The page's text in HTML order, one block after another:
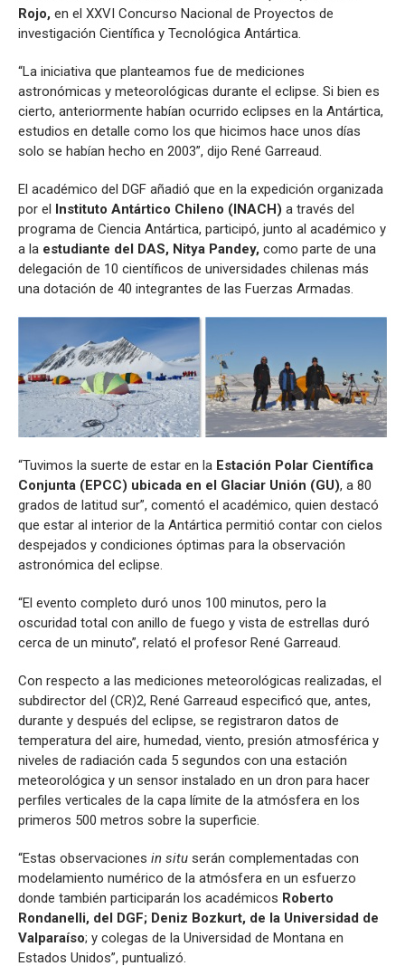
Rojo, en el XXVI Concurso Nacional de Proyectos de
investigación Científica y Tecnológica Antártica.
“La iniciativa que planteamos fue de mediciones
astronómicas y meteorológicas durante el eclipse. Si bien es
cierto, anteriormente habían ocurrido eclipses en la Antártica,
estudios en detalle como los que hicimos hace unos días
solo se habían hecho en 2003”, dijo René Garreaud.
El académico del DGF añadió que en la expedición organizada
por el Instituto Antártico Chileno (INACH) a través del
programa de Ciencia Antártica, participó, junto al académico y
a la estudiante del DAS, Nitya Pandey, como parte de una
delegación de 10 científicos de universidades chilenas más
una dotación de 40 integrantes de las Fuerzas Armadas.
“Tuvimos la suerte de estar en la Estación Polar Científica
Conjunta (EPCC) ubicada en el Glaciar Unión (GU), a 80
grados de latitud sur”, comentó el académico, quien destacó
que estar al interior de la Antártica permitió contar con cielos
despejados y condiciones óptimas para la observación
astronómica del eclipse.
“El evento completo duró unos 100 minutos, pero la
oscuridad total con anillo de fuego y vista de estrellas duró
cerca de un minuto”, relató el profesor René Garreaud.
Con respecto a las mediciones meteorológicas realizadas, el
subdirector del (CR)2, René Garreaud especificó que, antes,
durante y después del eclipse, se registraron datos de
temperatura del aire, humedad, viento, presión atmosférica y
niveles de radiación cada 5 segundos con una estación
meteorológica y un sensor instalado en un dron para hacer
perfiles verticales de la capa límite de la atmósfera en los
primeros 500 metros sobre la superficie.
“Estas observaciones in situ serán complementadas con
modelamiento numérico de la atmósfera en un esfuerzo
donde también participarán los académicos Roberto
Rondanelli, del DGF; Deniz Bozkurt, de la Universidad de
Valparaíso; y colegas de la Universidad de Montana en
Estados Unidos”, puntualizó.